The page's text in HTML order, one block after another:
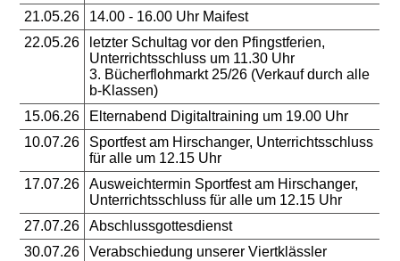
21.05.26
14.00 - 16.00 Uhr Maifest
22.05.26
letzter Schultag vor den Pfingstferien,
Unterrichtsschluss um 11.30 Uhr
3. Bücherflohmarkt 25/26 (Verkauf durch alle
b-Klassen)
15.06.26
Elternabend Digitaltraining um 19.00 Uhr
10.07.26
Sportfest am Hirschanger, Unterrichtsschluss
für alle um 12.15 Uhr
17.07.26
Ausweichtermin Sportfest am Hirschanger,
Unterrichtsschluss für alle um 12.15 Uhr
27.07.26
Abschlussgottesdienst
30.07.26
Verabschiedung unserer Viertklässler